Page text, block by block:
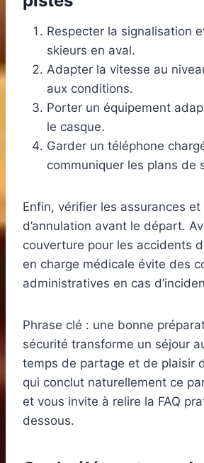
Respecter la signalisation
skieurs en aval.
Adapter la vitesse au
aux conditions.
Porter un équipement
le casque.
Garder un téléphone
communiquer les plans de
Enfin, vérifier les assurances
d’annulation avant le départ.
couverture pour les accidents
en charge médicale évite des
administratives en cas
Phrase clé : une bonne
sécurité transforme un séjour
temps de partage et de plaisir
qui conclut naturellement ce
et vous invite à relire la FAQ
dessous.